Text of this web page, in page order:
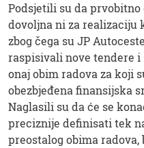
Podsjetili su da
dovoljna ni za realizaciju
zbog čega su JP
raspisivali nove tendere
onaj obim radova za koji
obezbjeđena finansijska
Naglasili su da će se
preciznije definisati tek
preostalog obima